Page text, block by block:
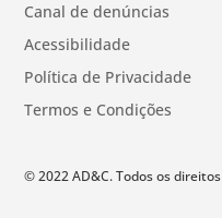
Canal de denúncias
Acessibilidade
Política de Privacidade
Termos e Condições
© 2022 AD&C. Todos os